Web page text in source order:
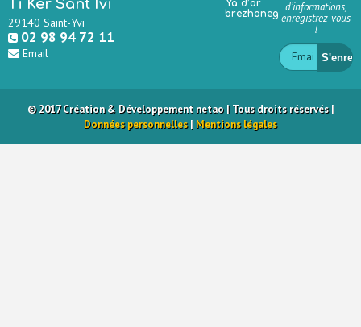
Ti Kêr Sant Ivi
29140 Saint-Yvi
02 98 94 72 11
Email
Ya d’ar
brezhoneg
d’informations,
enregistrez-vous
!
© 2017 Création & Développement netao| Tous droits réservés |
Données personnelles| Mentions légales